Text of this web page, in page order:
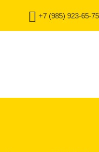
+7 (985) 923-65-